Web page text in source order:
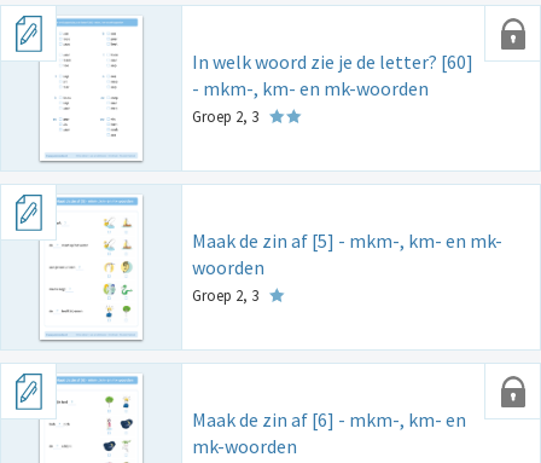
In welk woord zie je de letter? [60]
- mkm-, km- en mk-woorden
Groep 2, 3
Maak de zin af [5] - mkm-, km- en mk-
woorden
Groep 2, 3
Maak de zin af [6] - mkm-, km- en
mk-woorden